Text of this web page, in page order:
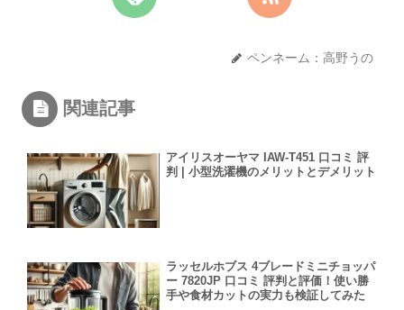
ペンネーム：高野うの
関連記事
アイリスオーヤマ IAW-T451 口コミ 評
判 | 小型洗濯機のメリットとデメリット
ラッセルホブス 4ブレードミニチョッパ
ー 7820JP 口コミ 評判と評価！使い勝
手や食材カットの実力も検証してみた